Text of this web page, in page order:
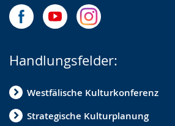
Handlungsfelder:
Westfälische Kulturkonferenz
Strategische Kulturplanung